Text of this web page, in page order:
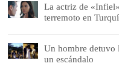
La actriz de
terremoto en
Un hombre detuvo
un escándalo